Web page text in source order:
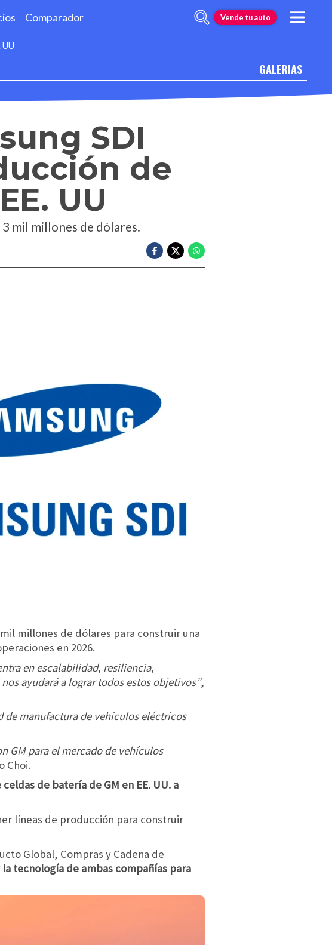
Comparador Vende tu auto
GALERIAS
SDI
de
UU
mil millones de dólares.
millones de dólares para construir una
en 2026.
en escalabilidad, resiliencia,
ayudará a lograr todos estos objetivos”,
de manufactura de vehículos eléctricos
GM para el mercado de vehículos
Choi.
de batería de GM en EE. UU. a
líneas de producción para construir
Global, Compras y Cadena de
tecnología de ambas compañías para